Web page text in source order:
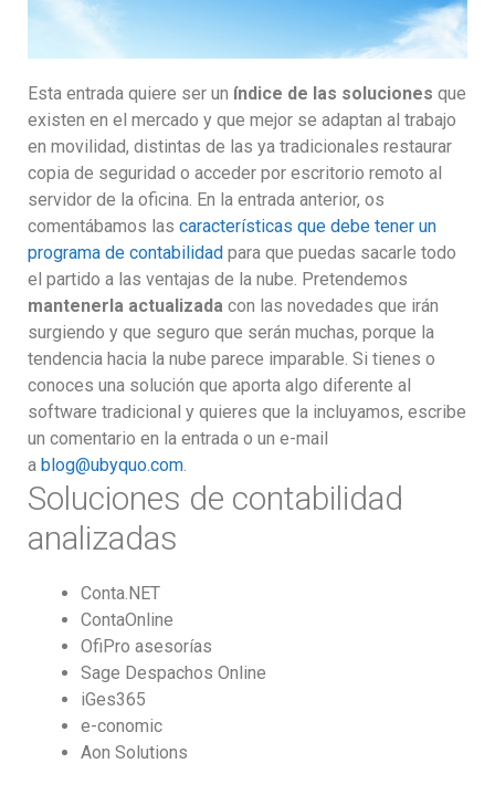
Esta entrada quiere ser un índice de las soluciones que
existen en el mercado y que mejor se adaptan al trabajo
en movilidad, distintas de las ya tradicionales restaurar
copia de seguridad o acceder por escritorio remoto al
servidor de la oficina. En la entrada anterior, os
comentábamos las características que debe tener un
programa de contabilidad para que puedas sacarle todo
el partido a las ventajas de la nube. Pretendemos
mantenerla actualizada con las novedades que irán
surgiendo y que seguro que serán muchas, porque la
tendencia hacia la nube parece imparable. Si tienes o
conoces una solución que aporta algo diferente al
software tradicional y quieres que la incluyamos, escribe
un comentario en la entrada o un e-mail
a blog@ubyquo.com.
Soluciones de contabilidad
analizadas
Conta.NET
ContaOnline
OfiPro asesorías
Sage Despachos Online
iGes365
e-conomic
Aon Solutions